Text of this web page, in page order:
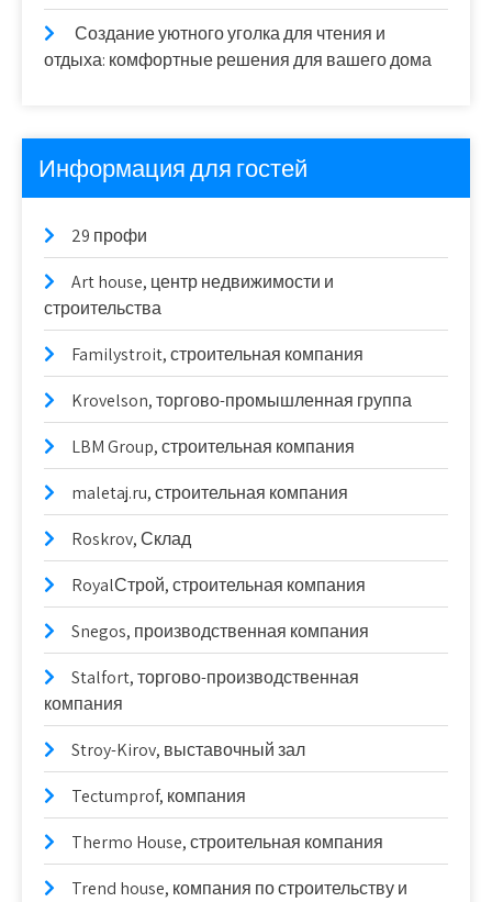
Создание уютного уголка для чтения и
отдыха: комфортные решения для вашего дома
Информация для гостей
29 профи
Art house, центр недвижимости и
строительства
Familystroit, строительная компания
Krovelson, торгово-промышленная группа
LBM Group, строительная компания
maletaj.ru, строительная компания
Roskrov, Склад
RoyalСтрой, строительная компания
Snegos, производственная компания
Stalfort, торгово-производственная
компания
Stroy-Kirov, выставочный зал
Tectumprof, компания
Thermo House, строительная компания
Trend house, компания по строительству и